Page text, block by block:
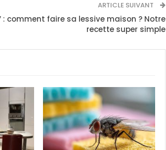
ARTICLE SUIVANT
: comment faire sa lessive maison ? Notre
recette super simple